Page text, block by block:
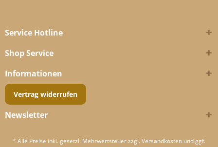
Service Hotline
Shop Service
Informationen
Vertrag widerrufen
Newsletter
* Alle Preise inkl. gesetzl. Mehrwertsteuer zzgl. Versandkosten und ggf.